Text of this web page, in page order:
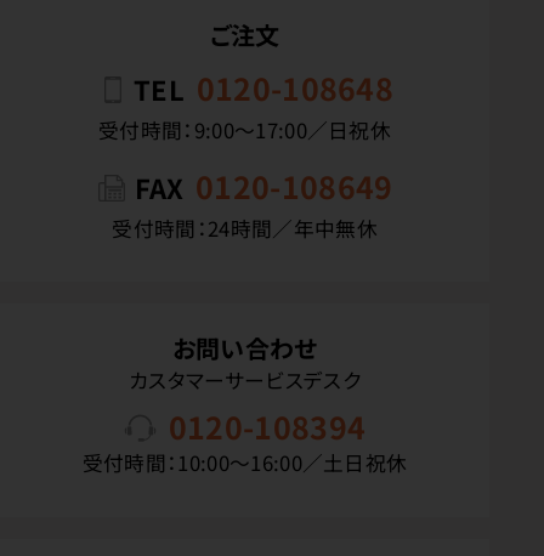
ご注文
TEL 0120-108648
受付時間：9:00〜17:00／日祝休
FAX 0120-108649
受付時間：24時間／年中無休
お問い合わせ
カスタマーサービスデスク
0120-108394
受付時間：10:00〜16:00／土日祝休